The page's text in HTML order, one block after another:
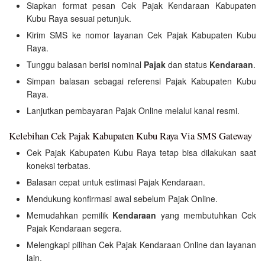
Siapkan format pesan Cek Pajak Kendaraan Kabupaten
Kubu Raya sesuai petunjuk.
Kirim SMS ke nomor layanan Cek Pajak Kabupaten Kubu
Raya.
Tunggu balasan berisi nominal Pajak dan status Kendaraan.
Simpan balasan sebagai referensi Pajak Kabupaten Kubu
Raya.
Lanjutkan pembayaran Pajak Online melalui kanal resmi.
Kelebihan Cek Pajak Kabupaten Kubu Raya Via SMS Gateway
Cek Pajak Kabupaten Kubu Raya tetap bisa dilakukan saat
koneksi terbatas.
Balasan cepat untuk estimasi Pajak Kendaraan.
Mendukung konfirmasi awal sebelum Pajak Online.
Memudahkan pemilik Kendaraan yang membutuhkan Cek
Pajak Kendaraan segera.
Melengkapi pilihan Cek Pajak Kendaraan Online dan layanan
lain.